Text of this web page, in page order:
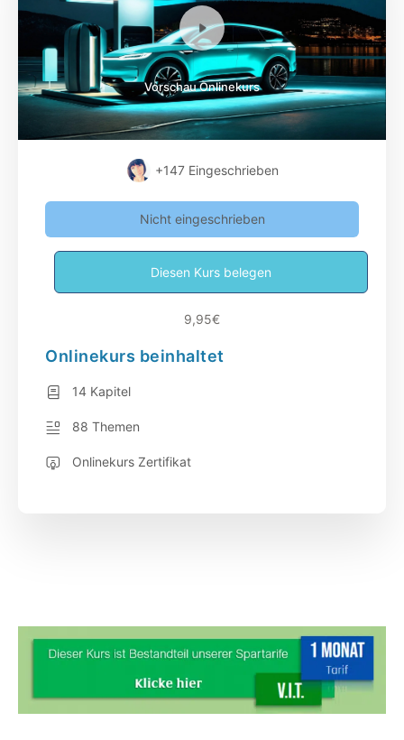
Vorschau Onlinekurs
+147 Eingeschrieben
Nicht eingeschrieben
Diesen Kurs belegen
9,95€
Onlinekurs beinhaltet
14 Kapitel
88 Themen
Onlinekurs Zertifikat